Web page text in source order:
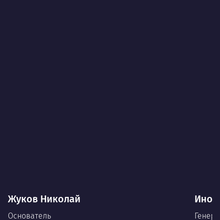
Жуков Николай
Основатель